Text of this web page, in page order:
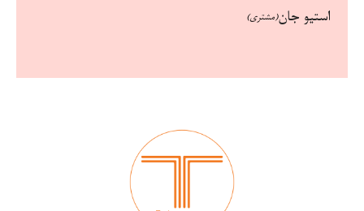
استیو جان(مشتری)